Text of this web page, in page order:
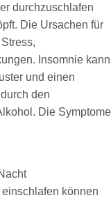
durchzuschlafen
Die Ursachen für
Insomnie kann
und einen
den
Die Symptome
können